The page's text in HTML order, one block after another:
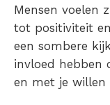
Mensen voelen
tot positiviteit
een sombere
invloed hebben
en met je willen